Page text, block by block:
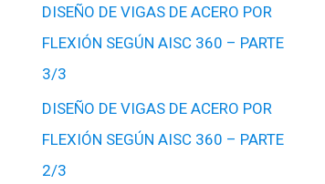
DISEÑO DE VIGAS DE ACERO POR
FLEXIÓN SEGÚN AISC 360 – PARTE
3/3
DISEÑO DE VIGAS DE ACERO POR
FLEXIÓN SEGÚN AISC 360 – PARTE
2/3